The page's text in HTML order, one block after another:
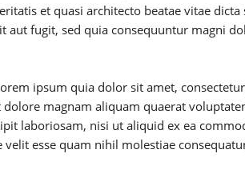
et quasi architecto beatae vitae
aut fugit, sed quia consequuntur magni
ipsum quia dolor sit amet,
magnam aliquam quaerat
laboriosam, nisi ut aliquid ex ea
velit esse quam nihil molestiae